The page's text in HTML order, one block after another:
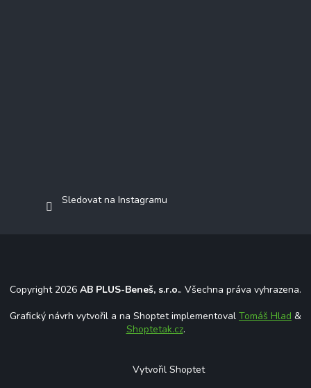
Sledovat na Instagramu
Copyright 2026 AB PLUS-Beneš, s.r.o.. Všechna práva vyhrazena.
Grafický návrh vytvořil a na Shoptet implementoval Tomáš Hlad &
Shoptetak.cz.
Vytvořil Shoptet